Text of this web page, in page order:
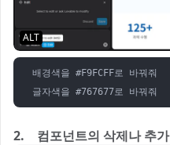
ALT
배경색을 #F9FCFF로 바꿔줘
글자색을 #767677로 바꿔줘
2. 컴포넌트의 삭제나 추가